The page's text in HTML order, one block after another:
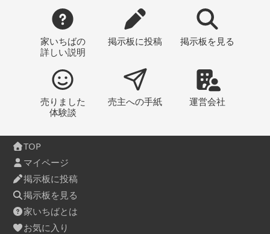
家いちばの
詳しい説明
掲示板に投稿 掲示板 を見る
売りました
体験談
売主への手紙 運営会社
TOP
マイページ
掲示板に投稿
掲示板を見る
家いちばとは
お気に入り